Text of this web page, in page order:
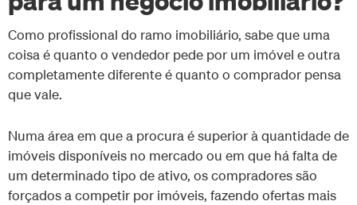
Como profissional do ramo imobiliário, sabe que uma
coisa é quanto o vendedor pede por um imóvel e outra
completamente diferente é quanto o comprador pensa
que vale.
Numa área em que a procura é superior à quantidade de
imóveis disponíveis no mercado ou em que há falta de
um determinado tipo de ativo, os compradores são
forçados a competir por imóveis, fazendo ofertas mais